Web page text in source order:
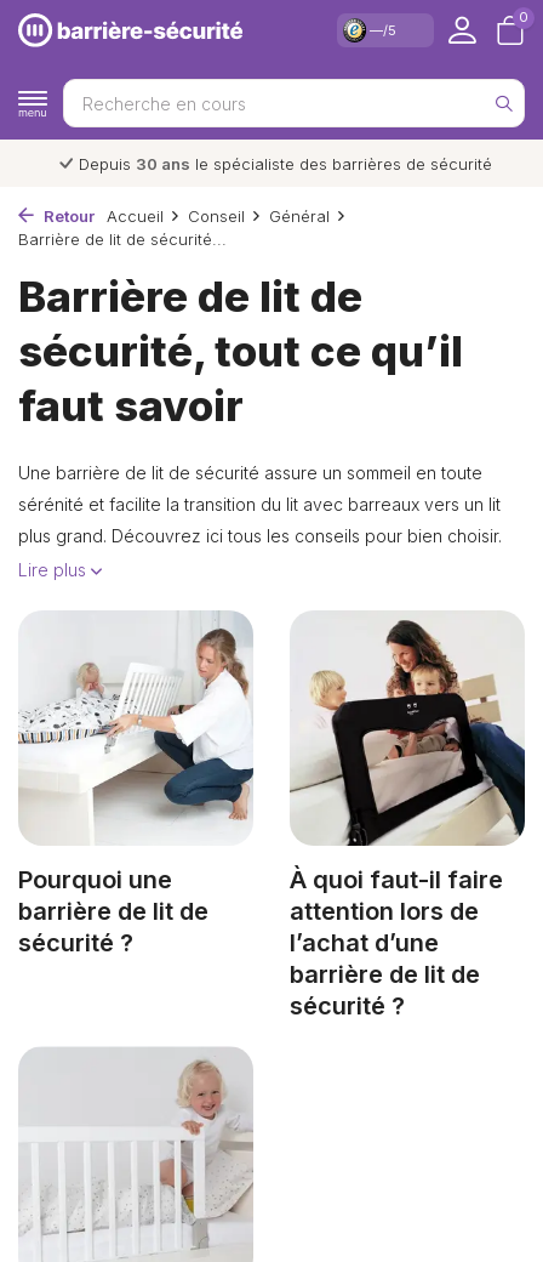
—/5
0
Depuis 30 ans le spécialiste des barrières de sécurité
Retour Accueil Conseil
Général
Barrière de lit de sécurité...
Barrière de lit de
sécurité, tout ce qu’il
faut savoir
Une barrière de lit de sécurité assure un sommeil en toute
sérénité et facilite la transition du lit avec barreaux vers un lit
plus grand. Découvrez ici tous les conseils pour bien choisir.
Lire plus
Pourquoi une
barrière de lit de
sécurité ?
À quoi faut-il faire
attention lors de
l’achat d’une
barrière de lit de
sécurité ?